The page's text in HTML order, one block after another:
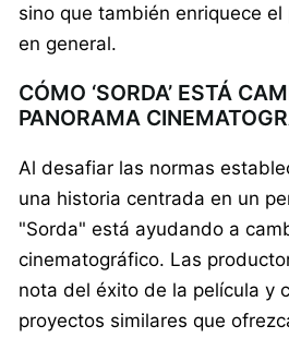
sino que también enriquece
en general.
CÓMO ‘SORDA’ ESTÁ
PANORAMA
Al desafiar las normas
una historia centrada en un
"Sorda" está ayudando a
cinematográfico. Las
nota del éxito de la película y
proyectos similares que